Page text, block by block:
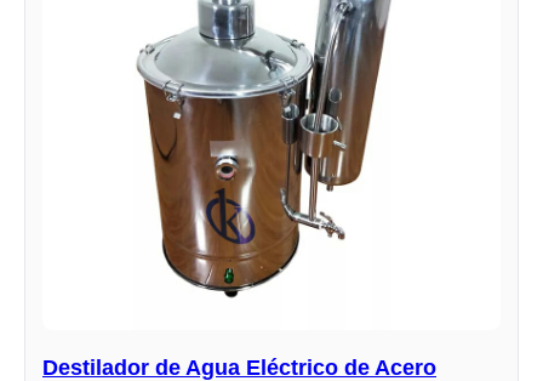
Destilador de Agua Eléctrico de Acero